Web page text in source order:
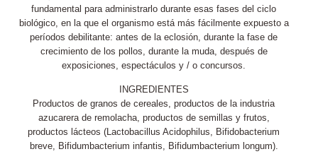
fundamental para administrarlo durante esas fases del ciclo
biológico, en la que el organismo está más fácilmente expuesto a
períodos debilitante: antes de la eclosión, durante la fase de
crecimiento de los pollos, durante la muda, después de
exposiciones, espectáculos y / o concursos.
INGREDIENTES
Productos de granos de cereales, productos de la industria
azucarera de remolacha, productos de semillas y frutos,
productos lácteos (Lactobacillus Acidophilus, Bifidobacterium
breve, Bifidumbacterium infantis, Bifidumbacterium longum).